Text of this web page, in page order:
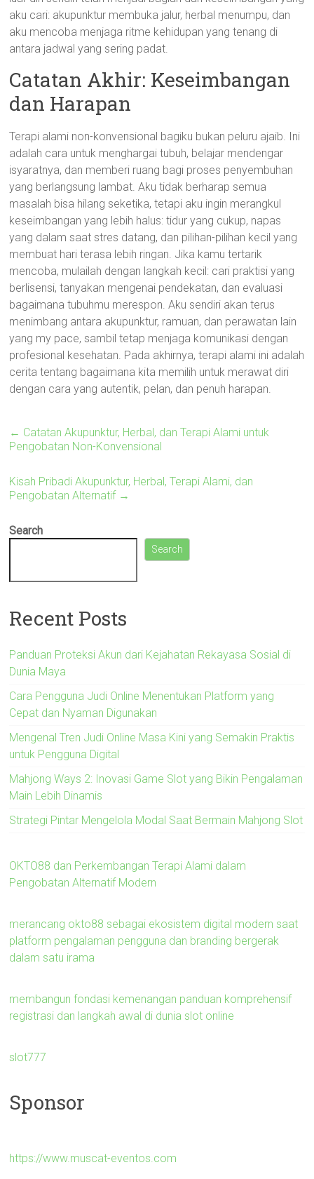
aku cari: akupunktur membuka jalur, herbal menumpu, dan
aku mencoba menjaga ritme kehidupan yang tenang di
antara jadwal yang sering padat.
Catatan Akhir: Keseimbangan
dan Harapan
Terapi alami non-konvensional bagiku bukan peluru ajaib. Ini
adalah cara untuk menghargai tubuh, belajar mendengar
isyaratnya, dan memberi ruang bagi proses penyembuhan
yang berlangsung lambat. Aku tidak berharap semua
masalah bisa hilang seketika, tetapi aku ingin merangkul
keseimbangan yang lebih halus: tidur yang cukup, napas
yang dalam saat stres datang, dan pilihan-pilihan kecil yang
membuat hari terasa lebih ringan. Jika kamu tertarik
mencoba, mulailah dengan langkah kecil: cari praktisi yang
berlisensi, tanyakan mengenai pendekatan, dan evaluasi
bagaimana tubuhmu merespon. Aku sendiri akan terus
menimbang antara akupunktur, ramuan, dan perawatan lain
yang my pace, sambil tetap menjaga komunikasi dengan
profesional kesehatan. Pada akhirnya, terapi alami ini adalah
cerita tentang bagaimana kita memilih untuk merawat diri
dengan cara yang autentik, pelan, dan penuh harapan.
← Catatan Akupunktur, Herbal, dan Terapi Alami untuk
Pengobatan Non-Konvensional
Kisah Pribadi Akupunktur, Herbal, Terapi Alami, dan
Pengobatan Alternatif →
Search
Search
Recent Posts
Panduan Proteksi Akun dari Kejahatan Rekayasa Sosial di
Dunia Maya
Cara Pengguna Judi Online Menentukan Platform yang
Cepat dan Nyaman Digunakan
Mengenal Tren Judi Online Masa Kini yang Semakin Praktis
untuk Pengguna Digital
Mahjong Ways 2: Inovasi Game Slot yang Bikin Pengalaman
Main Lebih Dinamis
Strategi Pintar Mengelola Modal Saat Bermain Mahjong Slot
OKTO88 dan Perkembangan Terapi Alami dalam
Pengobatan Alternatif Modern
merancang okto88 sebagai ekosistem digital modern saat
platform pengalaman pengguna dan branding bergerak
dalam satu irama
membangun fondasi kemenangan panduan komprehensif
registrasi dan langkah awal di dunia slot online
slot777
Sponsor
https://www.muscat-eventos.com